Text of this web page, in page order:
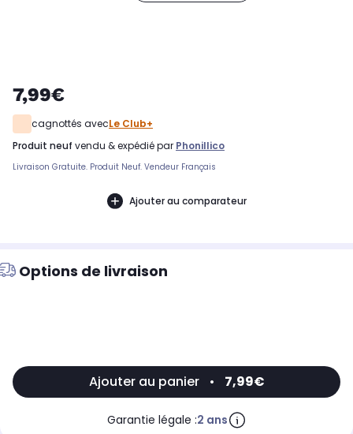
7,99€
cagnottés avecLe Club+
produit neuf vendu & expédié par Phonillico
Livraison Gratuite. Produit Neuf. Vendeur Français
Ajouter au comparateur
Options de livraison
Ajouter au panier • 7,99€
Garantie légale :2 ans